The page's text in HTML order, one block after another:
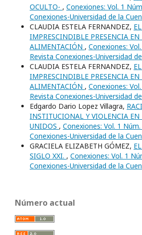
OCULTO- , Conexiones: Vol. 1
Conexiones-Universidad de la
CLAUDIA ESTELA FERNANDEZ,
IMPRESCINDIBLE PRESENCIA EN
ALIMENTACIÓN , Conexiones:
Revista Conexiones-Universidad
CLAUDIA ESTELA FERNANDEZ,
IMPRESCINDIBLE PRESENCIA EN
ALIMENTACIÓN , Conexiones:
Revista Conexiones-Universidad
Edgardo Dario Lopez Villagra,
INSTITUCIONAL Y VIOLENCIA EN
UNIDOS , Conexiones: Vol. 1
Conexiones-Universidad de la
GRACIELA ELIZABETH GÓMEZ,
SIGLO XXI. , Conexiones: Vol. 1
Conexiones-Universidad de la
Número actual